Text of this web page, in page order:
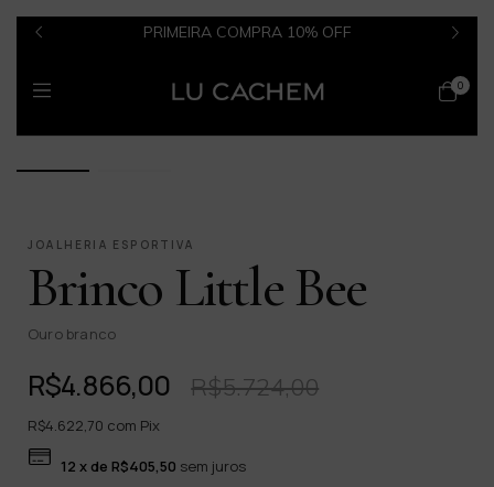
PRIMEIRA COMPRA 10% OFF
0
JOALHERIA ESPORTIVA
Brinco Little Bee
Ouro branco
R$4.866,00 R$5.724,00
R$4.622,70 com Pix
12 x de R$405,50 sem juros